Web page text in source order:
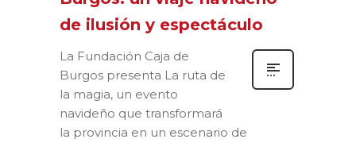
de ilusión y espectáculo
La Fundación Caja de
Burgos presenta La ruta de
la magia, un evento
navideño que transformará
la provincia en un escenario de